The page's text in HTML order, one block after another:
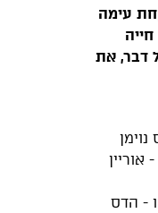
עימה
דבר, את
אוריין
- הדס